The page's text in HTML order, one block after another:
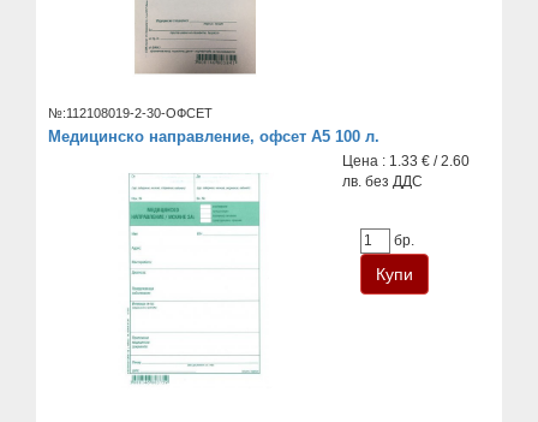
№:112108019-2-30-ОФСЕТ
Медицинско направление, офсет А5 100 л.
Цена : 1.33 € / 2.60
лв. без ДДС
бр.